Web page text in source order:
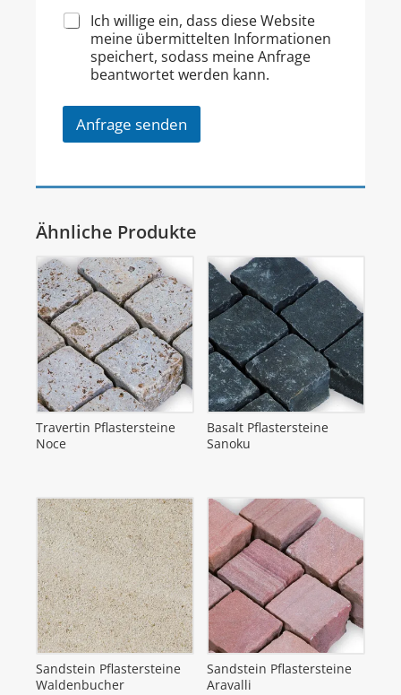
Ich willige ein, dass diese Website
meine übermittelten Informationen
speichert, sodass meine Anfrage
beantwortet werden kann.
Anfrage senden
Ähnliche Produkte
Travertin Pflastersteine
Noce
Basalt Pflastersteine
Sanoku
Sandstein Pflastersteine
Waldenbucher
Sandstein Pflastersteine
Aravalli